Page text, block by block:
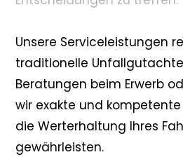
Unsere Serviceleistungen
traditionelle
Beratungen beim Erwerb
wir exakte und
die Werterhaltung Ihres
gewährleisten.